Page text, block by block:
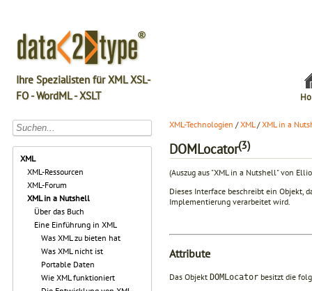
Ihre Spezialisten für XML XSL-
FO - WordML - XSLT
XML
XML-Ressourcen
XML-Forum
XML in a Nutshell
Über das Buch
Eine Einführung in XML
Was XML zu bieten hat
Was XML nicht ist
Portable Daten
Wie XML funktioniert
XML-Technologien /XML/XML in a
DOMLocator(3)
(Auszug aus "XML in a Nutshell" von
Dieses Interface beschreibt ein
Implementierung verarbeitet wird.
Attribute
Das Objekt DOMLocator besitzt die